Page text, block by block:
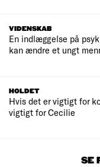
VIDENSKAB
En indlæggelse på
kan ændre et ungt
HOLDET
Hvis det er vigtigt for
vigtigt for Cecilie
SE